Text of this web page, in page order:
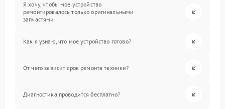
Я хочу, чтобы мое устройство
ремонтировалось только оригинальными
запчастями.
Как я узнаю, что мое устройство готово?
От чего зависит срок ремонта техники?
Диагностика проводится бесплатно?